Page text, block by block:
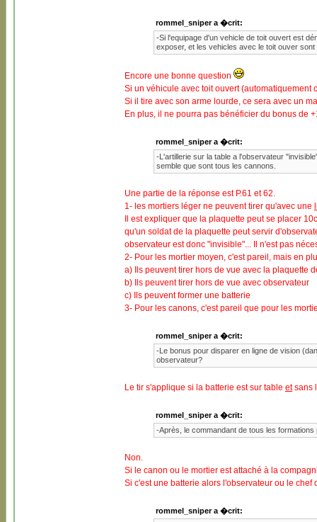
rommel_sniper a �crit:
-Si l'equipage d'un vehicle de toit ouvert est
exposer, et les vehicles avec le toit ouver
Encore une bonne question
Si un véhicule avec toit ouvert (automatiquement
Si il tire avec son arme lourde, ce sera avec un
En plus, il ne pourra pas bénéficier du bonus de
rommel_sniper a �crit:
-L'artillerie sur la table a l'observateur
semble que sont tous les cannons.
Une partie de la réponse est P.61 et 62.
1- les mortiers léger ne peuvent tirer qu'avec une
Il est expliquer que la plaquette peut se placer
qu'un soldat de la plaquette peut servir
observateur est donc "invisible"... Il n'est pas
2- Pour les mortier moyen, c'est pareil, mais en
a) Ils peuvent tirer hors de vue avec la plaquette
b) Ils peuvent tirer hors de vue avec observateur
c) Ils peuvent former une batterie
3- Pour les canons, c'est pareil que pour les
rommel_sniper a �crit:
-Le bonus pour disparer en ligne de vision
observateur?
Le tir s'applique si la batterie est sur table etsans
rommel_sniper a �crit:
-Après, le commandant de tous les
Non.
Si le canon ou le mortier est attaché à la
Si c'est une batterie alors l'observateur ou le
rommel_sniper a �crit: